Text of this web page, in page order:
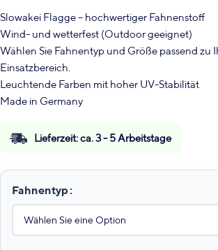
Slowakei Flagge – hochwertiger Fahnenstoff
Wind- und wetterfest (Outdoor geeignet)
Wählen Sie Fahnentyp und Größe passend zu
Einsatzbereich.
Leuchtende Farben mit hoher UV-Stabilität
Made in Germany
Lieferzeit:ca. 3 - 5 Arbeitstage
Fahnentyp